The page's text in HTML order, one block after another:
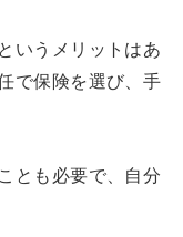
いうメリットはあ
で保険を選び、手
とも必要で、自分